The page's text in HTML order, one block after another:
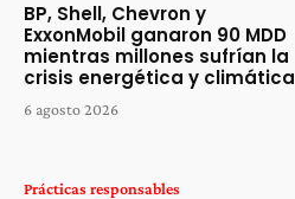
BP, Shell, Chevron y
ExxonMobil ganaron 90 MDD
mientras millones sufrían la
crisis energética y climática
6 agosto 2026
Prácticas responsables